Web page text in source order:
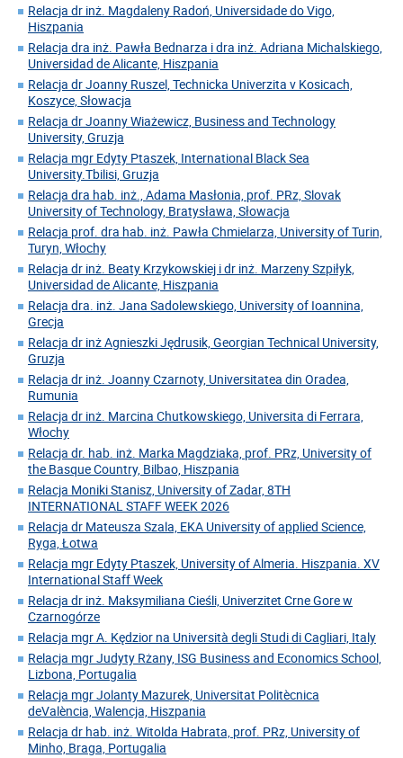
Relacja dr inż. Magdaleny Radoń, Universidade do Vigo,
Hiszpania
Relacja dra inż. Pawła Bednarza i dra inż. Adriana Michalskiego,
Universidad de Alicante, Hiszpania
Relacja dr Joanny Ruszel, Technicka Univerzita v Kosicach,
Koszyce, Słowacja
Relacja dr Joanny Wiażewicz, Business and Technology
University, Gruzja
Relacja mgr Edyty Ptaszek, International Black Sea
University.Tbilisi, Gruzja
Relacja dra hab. inż., Adama Masłonia, prof. PRz, Slovak
University of Technology, Bratysława, Słowacja
Relacja prof. dra hab. inż. Pawła Chmielarza, University of Turin,
Turyn, Włochy
Relacja dr inż. Beaty Krzykowskiej i dr inż. Marzeny Szpiłyk,
Universidad de Alicante, Hiszpania
Relacja dra. inż. Jana Sadolewskiego, University of Ioannina,
Grecja
Relacja dr inż Agnieszki Jędrusik, Georgian Technical University,
Gruzja
Relacja dr inż. Joanny Czarnoty, Universitatea din Oradea,
Rumunia
Relacja dr inż. Marcina Chutkowskiego, Universita di Ferrara,
Włochy
Relacja dr. hab. inż. Marka Magdziaka, prof. PRz, University of
the Basque Country, Bilbao, Hiszpania
Relacja Moniki Stanisz, University of Zadar, 8TH
INTERNATIONAL STAFF WEEK 2026
Relacja dr Mateusza Szala, EKA University of applied Science,
Ryga, Łotwa
Relacja mgr Edyty Ptaszek, University of Almeria. Hiszpania. XV
International Staff Week
Relacja dr inż. Maksymiliana Cieśli, Univerzitet Crne Gore w
Czarnogórze
Relacja mgr A. Kędzior na Università degli Studi di Cagliari, Italy
Relacja mgr Judyty Rżany, ISG Business and Economics School,
Lizbona, Portugalia
Relacja mgr Jolanty Mazurek, Universitat Politècnica
deValència, Walencja, Hiszpania
Relacja dr hab. inż. Witolda Habrata, prof. PRz, University of
Minho, Braga, Portugalia